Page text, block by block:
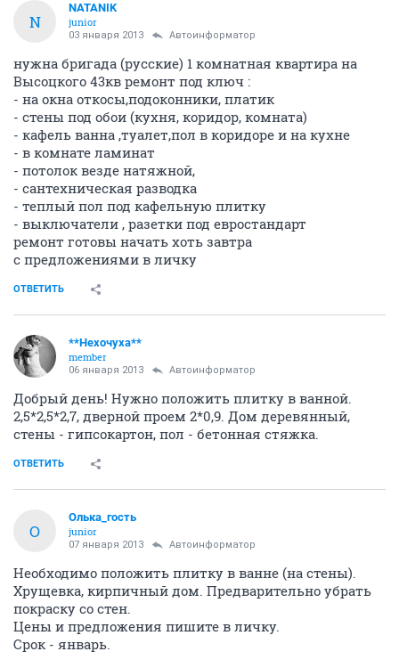
N
NATANIK
junior
03 января 2013 Автоинформатор
нужна бригада (русские) 1 комнатная квартира на
Высоцкого 43кв ремонт под ключ :
- на окна откосы,подоконники, платик
- стены под обои (кухня, коридор, комната)
- кафель ванна ,туалет,пол в коридоре и на кухне
- в комнате ламинат
- потолок везде натяжной,
- сантехническая разводка
- теплый пол под кафельную плитку
- выключатели , разетки под евростандарт
ремонт готовы начать хоть завтра
с предложениями в личку
ОТВЕТИТЬ
**Нехочуха**
member
06 января 2013 Автоинформатор
Добрый день! Нужно положить плитку в ванной.
2,5*2,5*2,7, дверной проем 2*0,9. Дом деревянный,
стены - гипсокартон, пол - бетонная стяжка.
ОТВЕТИТЬ
О
Олька_гость
junior
07 января 2013 Автоинформатор
Необходимо положить плитку в ванне (на стены).
Хрущевка, кирпичный дом. Предварительно убрать
покраску со стен.
Цены и предложения пишите в личку.
Срок - январь.